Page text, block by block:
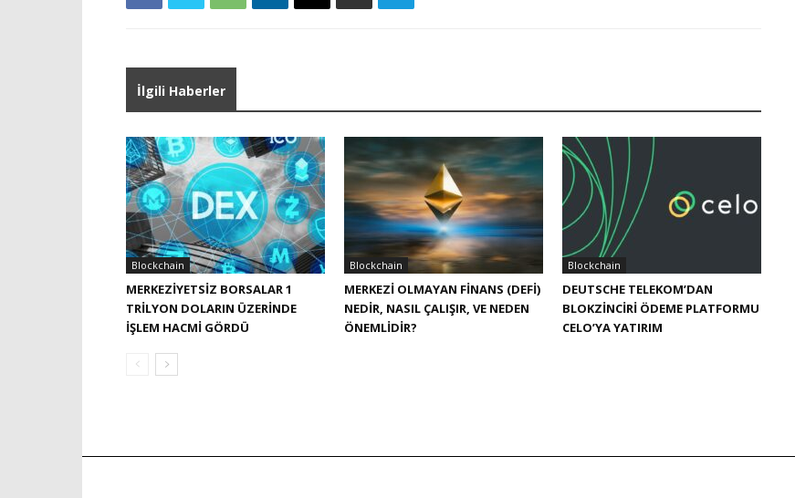
İlgili Haberler
Blockchain
MERKEZIYETSIZ BORSALAR 1
TRILYON DOLARIN ÜZERINDE
IŞLEM HACMI GÖRDÜ
Blockchain
MERKEZI OLMAYAN FINANS (DEFI)
NEDIR, NASIL ÇALIŞIR, VE NEDEN
ÖNEMLIDIR?
Blockchain
DEUTSCHE TELEKOM’DAN
BLOKZINCIRI ÖDEME PLATFORMU
CELO’YA YATIRIM